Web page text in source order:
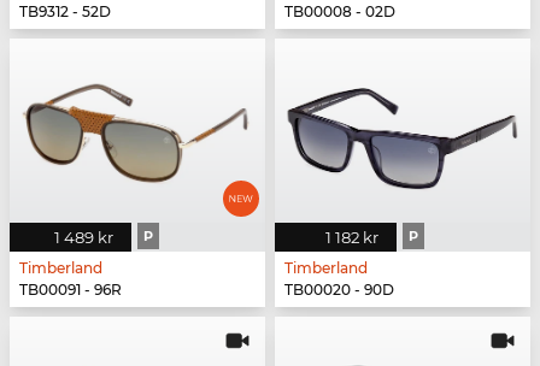
TB9312 - 52D
TB00008 - 02D
1 489 kr P
Timberland
TB00091 - 96R
1 182 kr P
Timberland
TB00020 - 90D